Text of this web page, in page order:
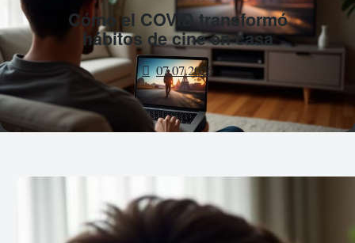
Cómo el COVID transformó
hábitos de cine en casa
07.07.2026